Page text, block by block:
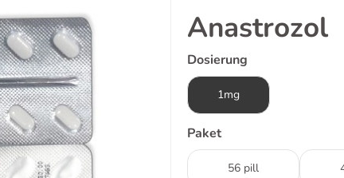
Anastrozol
Dosierung
1mg
Paket
56 pill